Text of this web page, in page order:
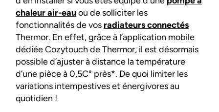
chaleur air-eauou de solliciter les
fonctionnalités de vos radiateurs connectés
Thermor. En effet, grâce à l’application mobile
dédiée Cozytouch de Thermor, il est désormais
possible d’ajuster à distance la température
d’une pièce à 0,5C° près*. De quoi limiter les
variations intempestives et énergivores au
quotidien !